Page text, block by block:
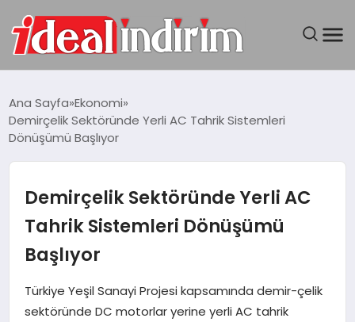
BILGISAYAR
TEKNOLOJI
YAŞAM
Ana Sayfa Ekonomi
Demirçelik Sektöründe Yerli AC Tahrik Sistemleri
Dönüşümü Başlıyor
Demirçelik Sektöründe Yerli AC
Tahrik Sistemleri Dönüşümü
Başlıyor
Türkiye Yeşil Sanayi Projesi kapsamında demir-çelik
sektöründe DC motorlar yerine yerli AC tahrik